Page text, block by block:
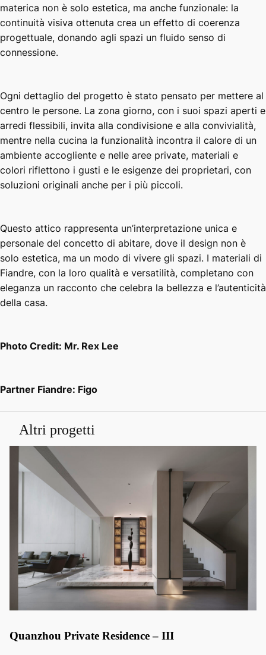
materica non è solo estetica, ma anche funzionale: la
continuità visiva ottenuta crea un effetto di coerenza
progettuale, donando agli spazi un fluido senso di
connessione.
Ogni dettaglio del progetto è stato pensato per mettere al
centro le persone. La zona giorno, con i suoi spazi aperti e
arredi flessibili, invita alla condivisione e alla convivialità,
mentre nella cucina la funzionalità incontra il calore di un
ambiente accogliente e nelle aree private, materiali e
colori riflettono i gusti e le esigenze dei proprietari, con
soluzioni originali anche per i più piccoli.
Questo attico rappresenta un’interpretazione unica e
personale del concetto di abitare, dove il design non è
solo estetica, ma un modo di vivere gli spazi. I materiali di
Fiandre, con la loro qualità e versatilità, completano con
eleganza un racconto che celebra la bellezza e l’autenticità
della casa.
Photo Credit: Mr. Rex Lee
Partner Fiandre: Figo
Altri progetti
Quanzhou Private Residence – III